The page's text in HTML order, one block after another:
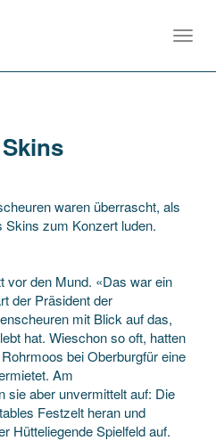
waren überrascht, als
Skins zum Konzert luden.
vor den Mund. «Das war ein
der Präsident der
mit Blick auf das,
hat. Wieschon so oft, hatten
bei Oberburgfür eine
Am
sie aber unvermittelt auf: Die
Festzelt heran und
Hütteliegende Spielfeld auf.